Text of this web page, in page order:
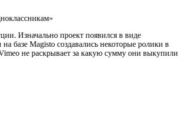
Изначально проект появился в виде
базе Magisto создавались некоторые ролики в
не раскрывает за какую сумму они выкупили